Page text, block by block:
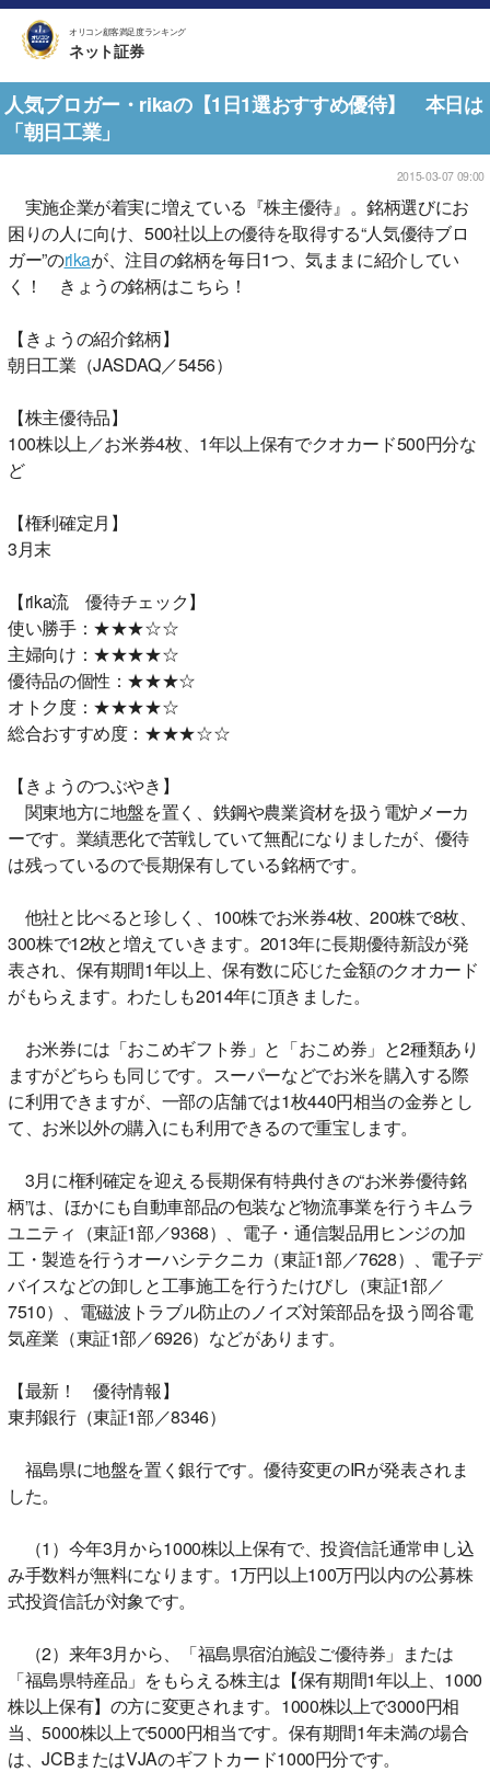
オリコン顧客満足度ランキング
ネット証券
人気ブロガー・rikaの【1日1選おすすめ優待】 本日は
「朝日工業」
2015-03-07 09:00
実施企業が着実に増えている『株主優待』。銘柄選びにお
困りの人に向け、500社以上の優待を取得する“人気優待ブロ
ガー”のrikaが、注目の銘柄を毎日1つ、気ままに紹介してい
く！ きょうの銘柄はこちら！
【きょうの紹介銘柄】
朝日工業（JASDAQ／5456）
【株主優待品】
100株以上／お米券4枚、1年以上保有でクオカード500円分な
ど
【権利確定月】
3月末
【rika流 優待チェック】
使い勝手：★★★☆☆
主婦向け：★★★★☆
優待品の個性：★★★☆
オトク度：★★★★☆
総合おすすめ度：★★★☆☆
【きょうのつぶやき】
関東地方に地盤を置く、鉄鋼や農業資材を扱う電炉メーカ
ーです。業績悪化で苦戦していて無配になりましたが、優待
は残っているので長期保有している銘柄です。
他社と比べると珍しく、100株でお米券4枚、200株で8枚、
300株で12枚と増えていきます。2013年に長期優待新設が発
表され、保有期間1年以上、保有数に応じた金額のクオカード
がもらえます。わたしも2014年に頂きました。
お米券には「おこめギフト券」と「おこめ券」と2種類あり
ますがどちらも同じです。スーパーなどでお米を購入する際
に利用できますが、一部の店舗では1枚440円相当の金券とし
て、お米以外の購入にも利用できるので重宝します。
3月に権利確定を迎える長期保有特典付きの“お米券優待銘
柄”は、ほかにも自動車部品の包装など物流事業を行うキムラ
ユニティ（東証1部／9368）、電子・通信製品用ヒンジの加
工・製造を行うオーハシテクニカ（東証1部／7628）、電子デ
バイスなどの卸しと工事施工を行うたけびし（東証1部／
7510）、電磁波トラブル防止のノイズ対策部品を扱う岡谷電
気産業（東証1部／6926）などがあります。
【最新！ 優待情報】
東邦銀行（東証1部／8346）
福島県に地盤を置く銀行です。優待変更のIRが発表されま
した。
（1）今年3月から1000株以上保有で、投資信託通常申し込
み手数料が無料になります。1万円以上100万円以内の公募株
式投資信託が対象です。
（2）来年3月から、「福島県宿泊施設ご優待券」または
「福島県特産品」をもらえる株主は【保有期間1年以上、1000
株以上保有】の方に変更されます。1000株以上で3000円相
当、5000株以上で5000円相当です。保有期間1年未満の場合
は、JCBまたはVJAのギフトカード1000円分です。